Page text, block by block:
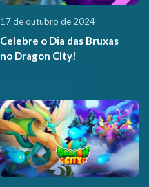
17 de outubro de 2024
Celebre o Dia das Bruxas
no Dragon City!